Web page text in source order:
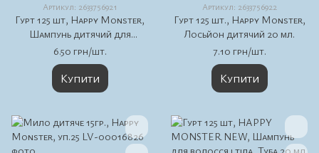
Артикул: 2633756921
Гурт 125 шт, Happy Monster,
Шампунь дитячий для
волосся і тіла Туба 20 мл.
6.50 грн/шт.
Купити
Артикул: 2633756922
Гурт 125 шт., Happy Monster,
Лосьйон дитячий 20 мл.
7.10 грн/шт.
Купити